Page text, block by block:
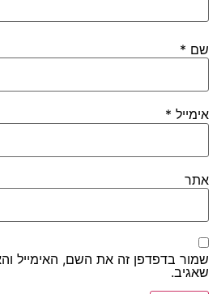
שם *
אימייל *
אתר
שמור בדפדפן זה את השם, האימייל
שאגיב.